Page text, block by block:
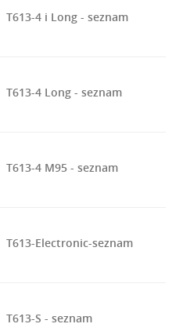
T613-4 i Long - seznam
T613-4 Long - seznam
T613-4 M95 - seznam
T613-Electronic-seznam
T613-S - seznam